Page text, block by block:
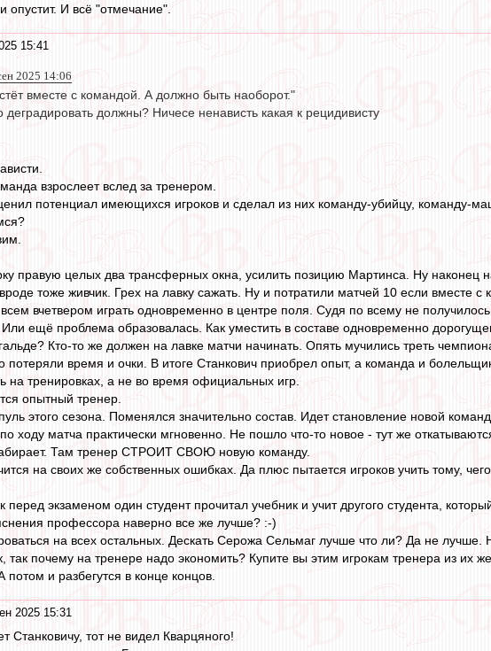
опустит. И всё "отмечание".
15:41
2025 14:06
вместе с командой. А должно быть наоборот."
деградировать должны? Ничесе ненависть какая к рецидивисту
взрослеет вслед за тренером.
потенциал имеющихся игроков и сделал из них команду-убийцу, команду-
правую целых два трансферных окна, усилить позицию Мартинса. Ну наконец
тоже живчик. Грех на лавку сажать. Ну и потратили матчей 10 если вместе
вчетвером играть одновременно в центре поля. Судя по всему не
Или ещё проблема образовалась. Как уместить в составе одновременно
Кто-то же должен на лавке матчи начинать. Опять мучились треть
потеряли время и очки. В итоге Станкович приобрел опыт, а команда и
на тренировках, а не во время официальных игр.
опытный тренер.
этого сезона. Поменялся значительно состав. Идет становление новой
ходу матча практически мгновенно. Не пошло что-то новое - тут же
Там тренер СТРОИТ СВОЮ новую команду.
на своих же собственных ошибках. Да плюс пытается игроков учить тому,
перед экзаменом один студент прочитал учебник и учит другого студента,
профессора наверно все же лучше? :-)
на всех остальных. Дескать Серожа Сельмаг лучше что ли? Да не лучше.
так почему на тренере надо экономить? Купите вы этим игрокам тренера из их
потом и разбегутся в конце концов.
2025 15:31
Станковичу, тот не видел Кварцяного!